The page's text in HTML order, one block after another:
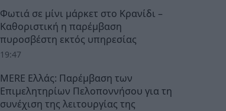
Φωτιά σε μίνι μάρκετ στο Κρανίδι –
Καθοριστική η παρέμβαση
πυροσβέστη εκτός υπηρεσίας
19:47
MERE Ελλάς: Παρέμβαση των
Επιμελητηρίων Πελοποννήσου για τη
συνέχιση της λειτουργίας της